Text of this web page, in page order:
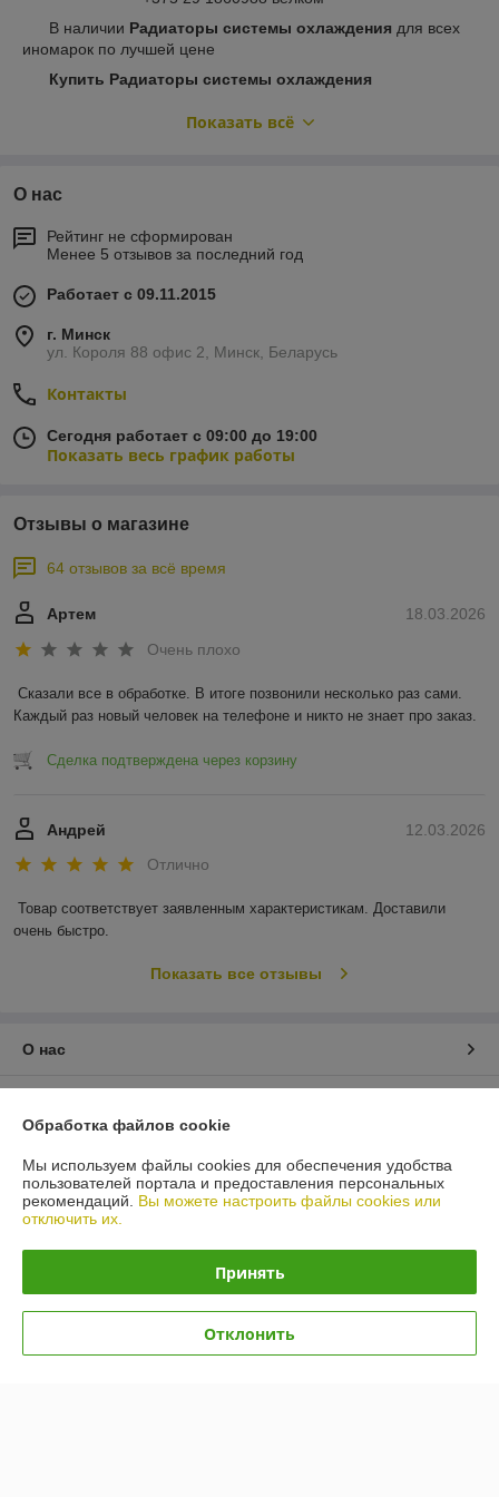
В наличии Радиаторы системы охлаждения для всех
иномарок по лучшей цене
Купить Радиаторы системы охлаждения
AKS , Радиаторы системы охлаждения AVA COOLING
охлаждения HELLA , Радиаторы системы охлаждения
DENSO , Радиаторы системы охлаждения
PATRON . Радиаторы системы охлаждения NISSENS
Минске, ДОСТАВКА ПО БЕЛАРУСИ ( Слуцк , Солигорск ,
, Брест , Береза , Ивацевичи , Барановичи , Столбцы ,
Дзержинск , Смолевичи , Жодино , Борисов , Крупки ,
Талочин , Коханово , Барань , Орша , Шклов , Могилев ,
Быхов , Червень , Березино , Белыничи , Витебск , Шумилино
Чашники , Бегомль , Плещеницы , Логойск , Марьина горка ,
Калинковичи , Мозырь , Светлогорск , Паричи )
автозапчасти
для Ауди , Бмв , Опель , Форд ,
Ромео , Фиат , Хундай , Крайслер , Мицубиси , Ровер , Део ,
Киа , Субару , Сузуки
Показать всё
О нас
Рейтинг не сформирован
Менее 5 отзывов за последний год
Работает с 09.11.2015
г. Минск
ул. Короля 88 офис 2, Минск, Беларусь
Контакты
Сегодня работает с 09:00 до 19:00
Показать весь график работы
Отзывы о магазине
64 отзывов за всё время
18.03.2026
Артем
Очень плохо
Сказали все в обработке. В итоге позвонили несколько раз сами.
Каждый раз новый человек на телефоне и никто не знает про заказ.
Сделка подтверждена через корзину
12.03.2026
Андрей
Отлично
Товар соответствует заявленным характеристикам. Доставили
очень быстро.
Показать все отзывы
О нас
График работы
Политика обработки cookies
Обработка файлов cookie
Мы используем файлы cookies для обеспечения удобства
пользователей портала и предоставления персональных
рекомендаций. Вы можете настроить файлы cookies или
отключить их.
Принять
Отклонить